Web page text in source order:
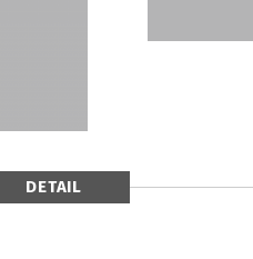
DETAIL